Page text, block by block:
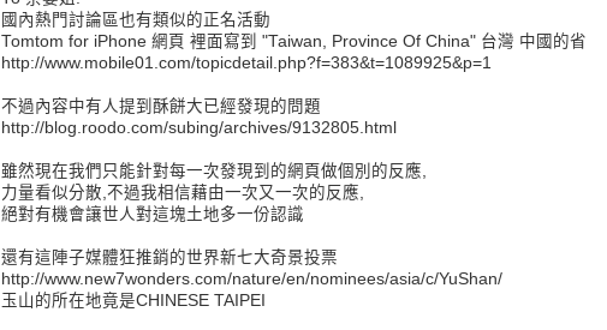
國內熱門討論區也有類似的正名活動
Tomtom for iPhone 網頁 裡面寫到 "Taiwan, Province Of China" 台灣 中國的省
http://www.mobile01.com/topicdetail.php?f=383&t=1089925&p=1
不過內容中有人提到酥餅大已經發現的問題
http://blog.roodo.com/subing/archives/9132805.html
雖然現在我們只能針對每一次發現到的網頁做個別的反應,
力量看似分散,不過我相信藉由一次又一次的反應,
絕對有機會讓世人對這塊土地多一份認識
還有這陣子媒體狂推銷的世界新七大奇景投票
http://www.new7wonders.com/nature/en/nominees/asia/c/YuShan/
玉山的所在地竟是CHINESE TAIPEI